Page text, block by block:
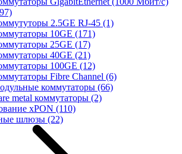
2.5GE RJ-45 (1)
10GE (171)
25GE (17)
40GE (21)
100GE (12)
Fibre Channel (6)
коммутаторы (66)
metal коммутаторы (2)
xPON (110)
шлюзы (22)